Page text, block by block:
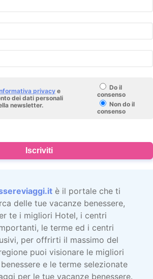
privacy e
dei dati personali
newsletter.
Do il
consenso
Non do il
consenso
Iscriviti
è il portale che ti
delle tue vacanze benessere,
te i migliori Hotel, i centri
le terme ed i centri
per offrirti il massimo del
puoi visionare le migliori
e le terme selezionate
per le tue vacanze benessere.